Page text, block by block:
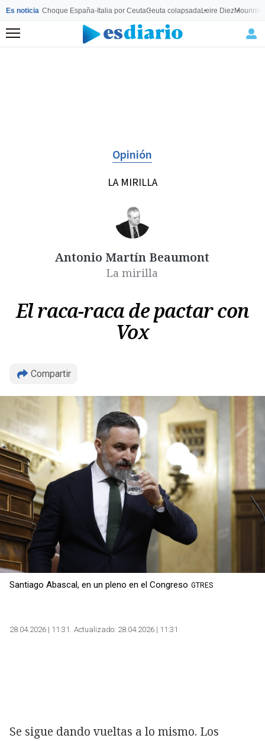
Es noticia Choque España-Italia por CeutaCeuta colapsadaLeire Diez
Menú
Opinión
LA MIRILLA
Antonio Martín Beaumont
La mirilla
El raca-raca de pactar con
Vox
Compartir
Santiago Abascal, en un pleno en el Congreso GTRES
28.04.2026 | 11:31 Actualizado: 28.04.2026 | 11:31
Se sigue dando vueltas a lo mismo. Los